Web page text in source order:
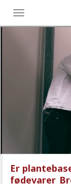
Toggle
menu
Er